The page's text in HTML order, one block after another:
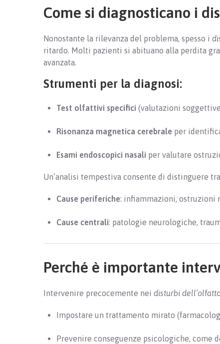
Come si diagnosticano i
Nonostante la rilevanza del problema, spesso i
ritardo. Molti pazienti si abituano alla perdita
avanzata.
Strumenti per la diagnosi:
Test olfattivi specifici (valutazioni
Risonanza magnetica cerebrale per
Esami endoscopici nasali per valutare
Un’analisi tempestiva consente di distinguere
Cause periferiche: infiammazioni, ostruzioni
Cause centrali: patologie neurologiche,
Perché è importante
Intervenire precocemente nei disturbi
Impostare un trattamento mirato
Prevenire conseguenze psicologiche, come